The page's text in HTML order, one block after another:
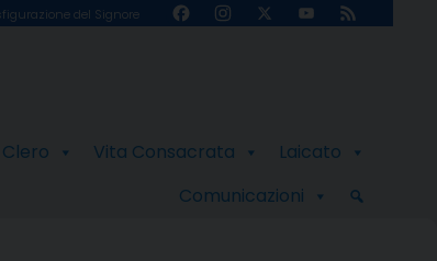
del Signore FacebookInstagram
X
YouTube
Feed
Clero Vita Consacrata
Laicato
Comunicazioni